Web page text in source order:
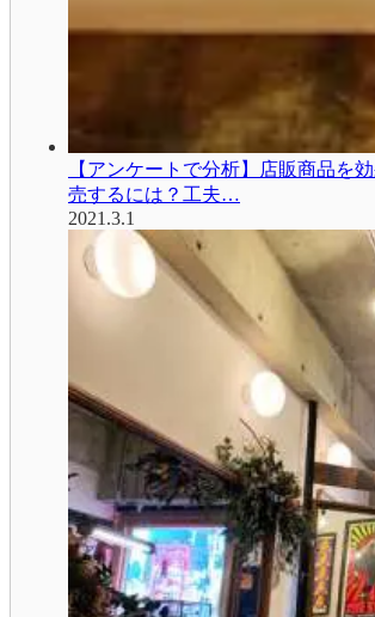
【アンケートで分析】店販商品を
売するには？工夫…
2021.3.1